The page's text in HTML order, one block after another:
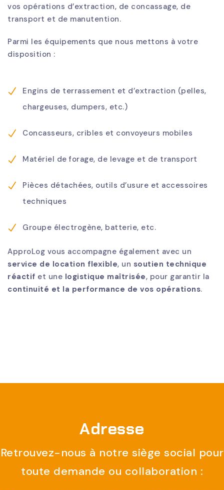
vos opérations d’extraction, de concassage, de
transport et de manutention.
Parmi les équipements que nous mettons à votre
disposition :
Engins de terrassement et d’extraction (pelles,
chargeuses, dumpers, etc.)
Concasseurs, cribles et convoyeurs mobiles
Matériel de forage, de levage et de transport
Pièces détachées, outils d’usure et accessoires
techniques
Groupe électrogène, batterie, etc.
ApproLog vous accompagne également avec un
service de location flexible, un soutien technique
réactif et une logistique maîtrisée, pour garantir la
continuité et la performance de vos opérations.
Adresse
Retrouvez-nous à notre siège social pour
toute demande ou collaboration :